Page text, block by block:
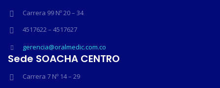
Carrera 99 Nº 20 – 34
4517622 – 4517627
gerencia@oralmedic.com.co
Sede SOACHA CENTRO
Carrera 7 Nº 14 – 29